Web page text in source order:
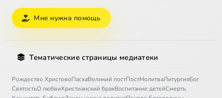
Мне нужна помощь
Тематические страницы медиатеки
Рождество ХристовоПасхаВеликий постПостМолитваЛитургияБог
СвятостьО любвиХристианский бракВоспитание детейСмерть